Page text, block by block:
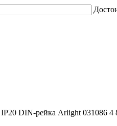
DIN-рейка Arlight 031086 4